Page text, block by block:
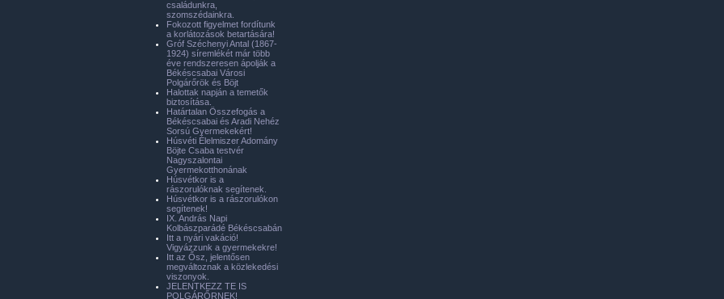
családunkra,
szomszédainkra.
Fokozott figyelmet fordítunk
a korlátozások betartására!
Gróf Széchenyi Antal (1867-
1924) síremlékét már több
éve rendszeresen ápolják a
Békéscsabai Városi
Polgárőrök és Böjt
Halottak napján a temetők
biztosítása.
Határtalan Összefogás a
Békéscsabai és Aradi Nehéz
Sorsú Gyermekekért!
Húsvéti Élelmiszer Adomány
Böjte Csaba testvér
Nagyszalontai
Gyermekotthonának
Húsvétkor is a
rászorulóknak segítenek.
Húsvétkor is a rászorulókon
segítenek!
IX. András Napi
Kolbászparádé Békéscsabán
Itt a nyári vakáció!
Vigyázzunk a gyermekekre!
Itt az Ősz, jelentősen
megváltoznak a közlekedési
viszonyok.
JELENTKEZZ TE IS
POLGÁRŐRNEK!